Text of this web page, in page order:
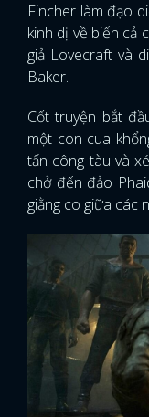
Fincher làm đạo
kinh dị về biển cả
giả Lovecraft và
Baker.
Cốt truyện bắt
một con cua
tấn công tàu và
chở đến đảo
giằng co giữa các